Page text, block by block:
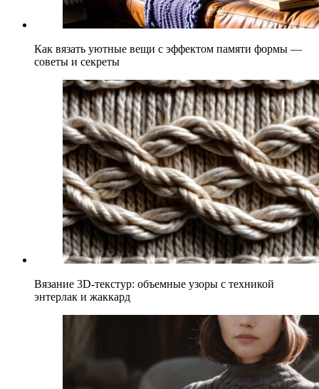
Как вязать уютные вещи с эффектом памяти формы —
советы и секреты
Вязание 3D-текстур: объемные узоры с техникой
энтерлак и жаккард